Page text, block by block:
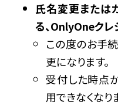
氏名変更または
る、OnlyOneク
この度のお手
更になります。
受付した時点
用できなくなり